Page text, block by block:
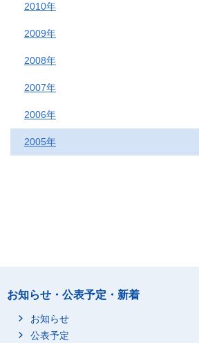
2010年
2009年
2008年
2007年
2006年
2005年
お知らせ・公表予定・新着
お知らせ
公表予定